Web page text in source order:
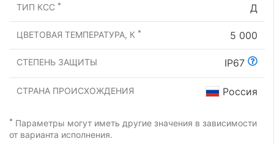
ТИП КСС * Д
ЦВЕТОВАЯ ТЕМПЕРАТУРА, К * 5 000
СТЕПЕНЬ ЗАЩИТЫ IP67
СТРАНА ПРОИСХОЖДЕНИЯ Россия
* Параметры могут иметь другие значения в зависимости
от варианта исполнения.